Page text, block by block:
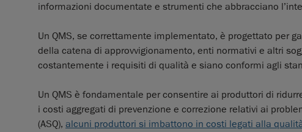
informazioni documentate e strumenti che abbracciano
Un QMS, se correttamente implementato, è progettato per
della catena di approvvigionamento, enti normativi e altri
costantemente i requisiti di qualità e siano conformi agli
Un QMS è fondamentale per consentire ai produttori di
i costi aggregati di prevenzione e correzione relativi ai
(ASQ), alcuni produttori si imbattono in costi legati alla